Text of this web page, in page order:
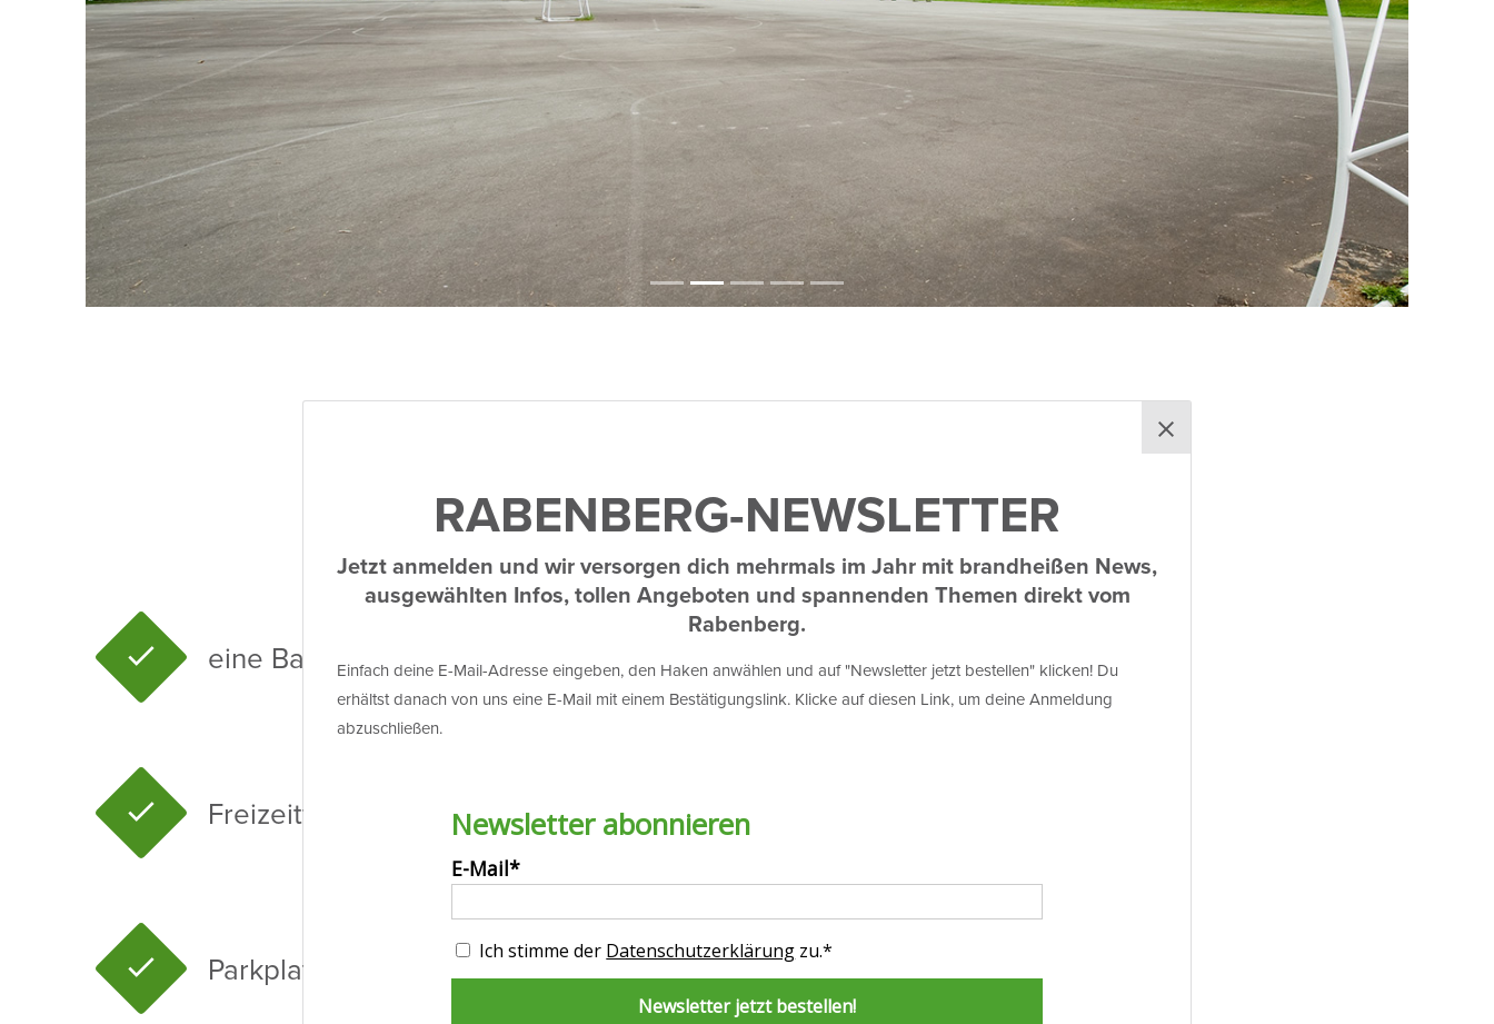
AUSSTAT­TUNG HART­PLATZ
eine Basket­ball­an­lage Rund­lauf­bahn zum Skaten
Frei­zeit­fuß­ball möglich
Park­platz
RABEN­BERG-NEWS­LETTER
Jetzt anmelden und wir versorgen dich mehr­mals im Jahr mit brand­heißen News,
ausge­wählten Infos, tollen Ange­boten und span­nenden Themen direkt vom
Raben­berg.
Einfach deine E-Mail-Adresse eingeben, den Haken anwählen und auf "News­letter jetzt bestellen" klicken! Du
erhältst danach von uns eine E-Mail mit einem Bestä­ti­gungs­link. Klicke auf diesen Link, um deine Anmel­dung
abzu­schließen.